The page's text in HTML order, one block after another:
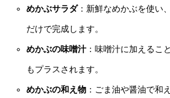
めかぶサラダ：新鮮なめかぶを使い
だけで完成します。
めかぶの味噌汁：味噌汁に加えるこ
もプラスされます。
めかぶの和え物 ：ごま油や醤油で和